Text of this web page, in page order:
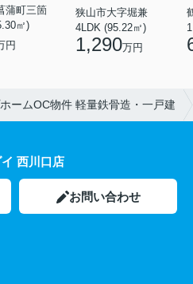
蒲町三箇
㎡)
円
狭山市大字堀兼
4LDK (95.22㎡)
1,290万円
ームOC物件 軽量鉄骨造・一戸建
西川口店
お問い合わせ